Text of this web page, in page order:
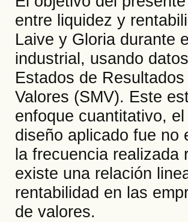
entre liquidez y
Laive y Gloria durante
industrial, usando
Estados de
Valores (SMV). Este
enfoque cuantitativo,
diseño aplicado fue no
la frecuencia realizada
existe una relación
rentabilidad en las
de valores.